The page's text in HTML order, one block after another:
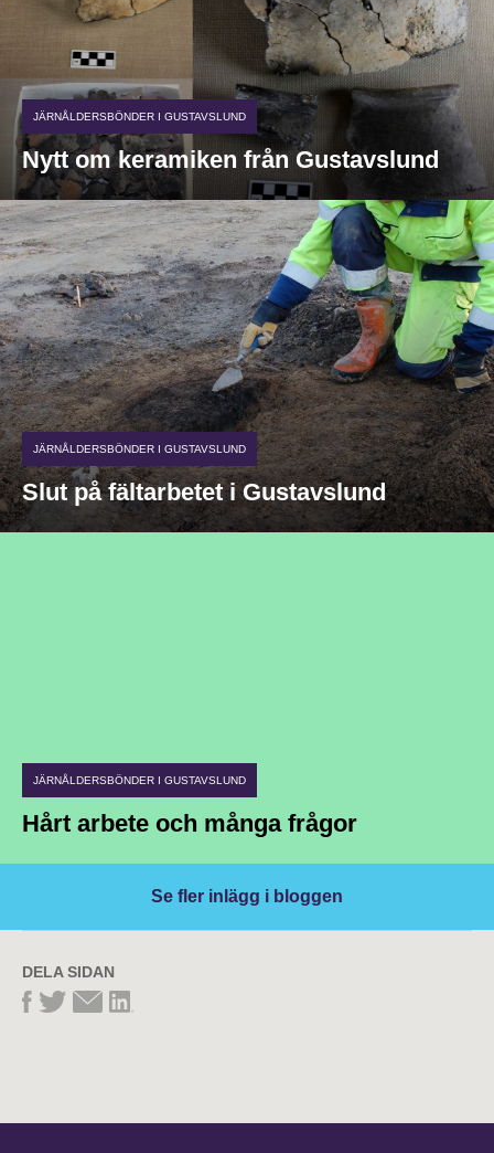
JÄRNÅLDERSBÖNDER I GUSTAVSLUND
Nytt om keramiken från Gustavslund
JÄRNÅLDERSBÖNDER I GUSTAVSLUND
Slut på fältarbetet i Gustavslund
JÄRNÅLDERSBÖNDER I GUSTAVSLUND
Hårt arbete och många frågor
Se fler inlägg i bloggen
DELA SIDAN